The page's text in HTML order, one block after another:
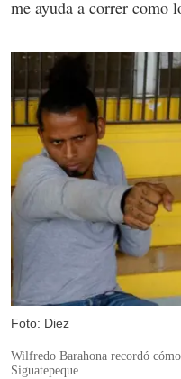
me ayuda a correr como
Foto: Diez
Wilfredo Barahona recordó
Siguatepeque.